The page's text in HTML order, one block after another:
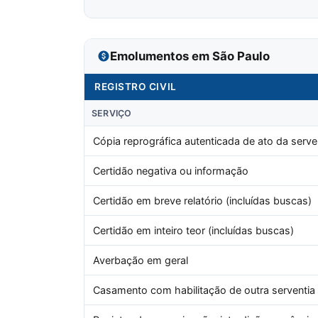
Emolumentos em São Paulo
REGISTRO CIVIL
SERVIÇO
Cópia reprográfica autenticada de ato da
Certidão negativa ou informação
Certidão em breve relatório (incluídas buscas)
Certidão em inteiro teor (incluídas buscas)
Averbação em geral
Casamento com habilitação de outra serventia